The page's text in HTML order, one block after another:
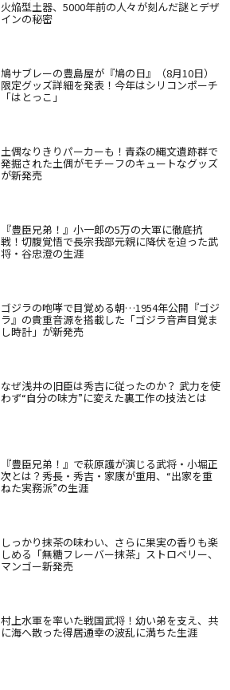
火焔型土器、5000年前の人々が刻んだ謎とデザ
インの秘密
鳩サブレーの豊島屋が『鳩の日』（8月10日）
限定グッズ詳細を発表！今年はシリコンポーチ
「はとっこ」
土偶なりきりパーカーも！青森の縄文遺跡群で
発掘された土偶がモチーフのキュートなグッズ
が新発売
『豊臣兄弟！』小一郎の5万の大軍に徹底抗
戦！切腹覚悟で長宗我部元親に降伏を迫った武
将・谷忠澄の生涯
ゴジラの咆哮で目覚める朝…1954年公開『ゴジ
ラ』の貴重音源を搭載した「ゴジラ音声目覚ま
し時計」が新発売
なぜ浅井の旧臣は秀吉に従ったのか？ 武力を使
わず“自分の味方”に変えた裏工作の技法とは
『豊臣兄弟！』で萩原護が演じる武将・小堀正
次とは？秀長・秀吉・家康が重用、“出家を重
ねた実務派”の生涯
しっかり抹茶の味わい、さらに果実の香りも楽
しめる「無糖フレーバー抹茶」ストロベリー、
マンゴー新発売
村上水軍を率いた戦国武将！幼い弟を支え、共
に海へ散った得居通幸の波乱に満ちた生涯